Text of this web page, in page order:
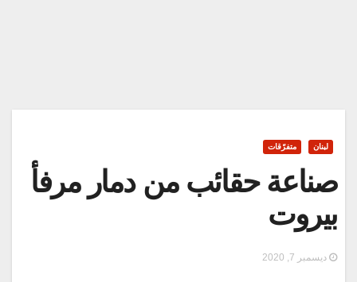
لبنان متفرّقات
صناعة حقائب من دمار مرفأ
بيروت
ديسمبر 7, 2020